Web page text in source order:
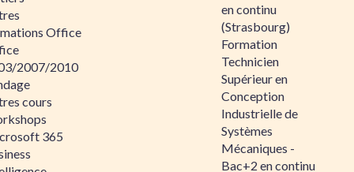
Office
2007/2010
cours
365
en continu
(Strasbourg)
Formation
Technicien
Supérieur en
Conception
Industrielle de
Systèmes
Mécaniques -
Bac+2 en continu